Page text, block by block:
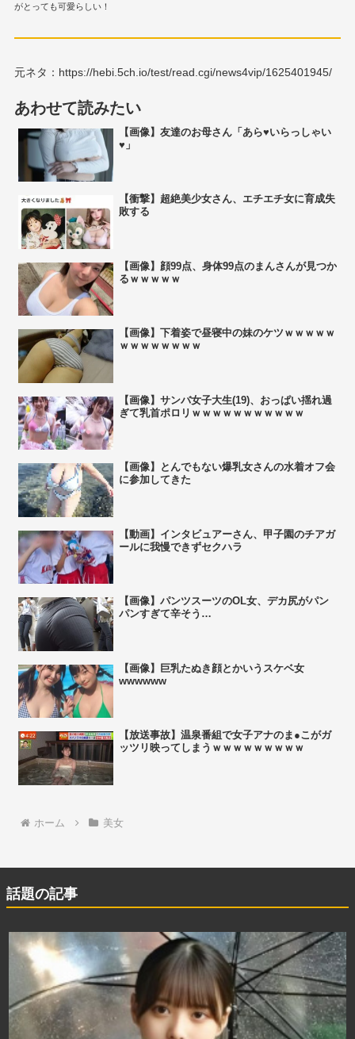
がとっても可愛らしい！
元ネタ：https://hebi.5ch.io/test/read.cgi/news4vip/1625401945/
あわせて読みたい
【画像】友達のお母さん「あら♥いらっしゃい
♥」
【衝撃】超絶美少女さん、エチエチ女に育成失
敗する
【画像】顔99点、身体99点のまんさんが見つか
るｗｗｗｗｗ
【画像】下着姿で昼寝中の妹のケツｗｗｗｗｗ
ｗｗｗｗｗｗｗｗ
【画像】サンバ女子大生(19)、おっぱい揺れ過
ぎて乳首ポロリｗｗｗｗｗｗｗｗｗｗｗ
【画像】とんでもない爆乳女さんの水着オフ会
に参加してきた
【動画】インタビュアーさん、甲子園のチアガ
ールに我慢できずセクハラ
【画像】パンツスーツのOL女、デカ尻がパン
パンすぎて辛そう…
【画像】巨乳たぬき顔とかいうスケベ女
wwwwww
【放送事故】温泉番組で女子アナのま●こがガ
ッツリ映ってしまうｗｗｗｗｗｗｗｗｗ
ホーム 美女
話題の記事